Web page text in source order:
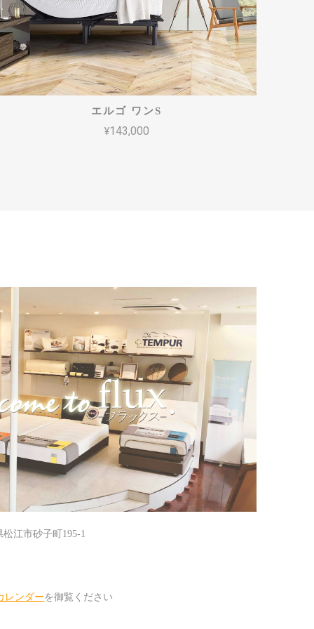
エルゴ ワンS
¥143,000
江市砂子町195-1
レンダー を御覧ください